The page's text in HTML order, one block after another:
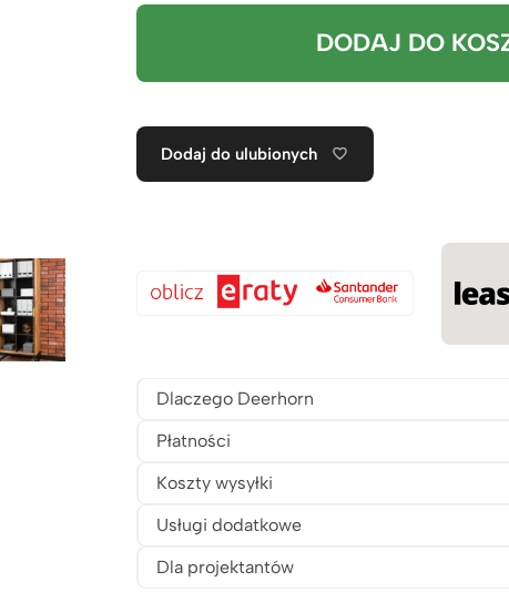
DODAJ DO
Dodaj do ulubionych
Dlaczego Deerhorn
Płatności
Koszty wysyłki
Usługi dodatkowe
Dla projektantów